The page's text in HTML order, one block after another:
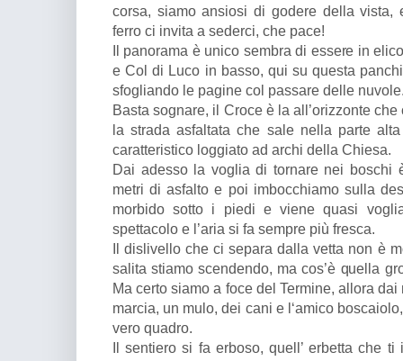
corsa, siamo ansiosi di godere della vista,
ferro ci invita a sederci, che pace!
Il panorama è unico sembra di essere in
e Col di Luco in basso, qui su questa
sfogliando le pagine col passare delle
Basta sognare, il Croce è la all’orizzonte
la strada asfaltata che sale nella parte
caratteristico loggiato ad archi della Chiesa.
Dai adesso la voglia di tornare nei boschi
metri di asfalto e poi imbocchiamo sulla
morbido sotto i piedi e viene quasi
spettacolo e l’aria si fa sempre più fresca.
Il dislivello che ci separa dalla vetta non è
salita stiamo scendendo, ma cos’è quella
Ma certo siamo a foce del Termine, allora
marcia, un mulo, dei cani e l‘amico
vero quadro.
Il sentiero si fa erboso, quell’ erbetta che